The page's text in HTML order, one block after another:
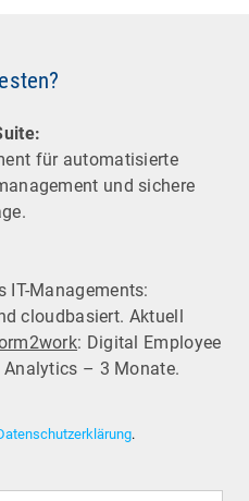
für automatisierte
und sichere
IT-Managements:
cloudbasiert. Aktuell
: Digital Employee
Analytics – 3 Monate.
.